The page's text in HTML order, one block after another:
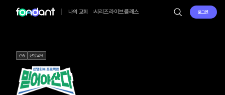
나의 교회 시리즈라이브클래스 로그인
간증 신앙교육